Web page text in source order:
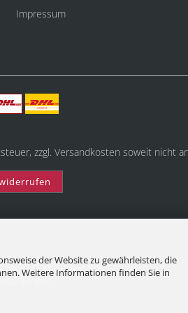
der Website zu gewährleisten, die
Weitere Informationen finden Sie in
Impressum
zzgl. Versandkosten soweit nicht
2025 Gambio ThemesXycons